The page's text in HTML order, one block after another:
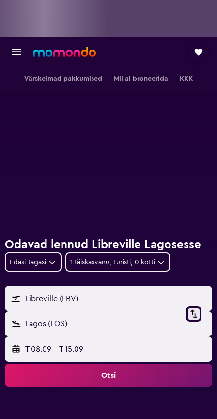
Värskeimad pakkumised Millal broneerida KKK
Odavad lennud Libreville Lagosesse
Edasi-tagasi 1 täiskasvanu, Turisti, 0 kotti
Libreville (LBV)
Lagos (LOS)
T 08.09 - T 15.09
Otsi